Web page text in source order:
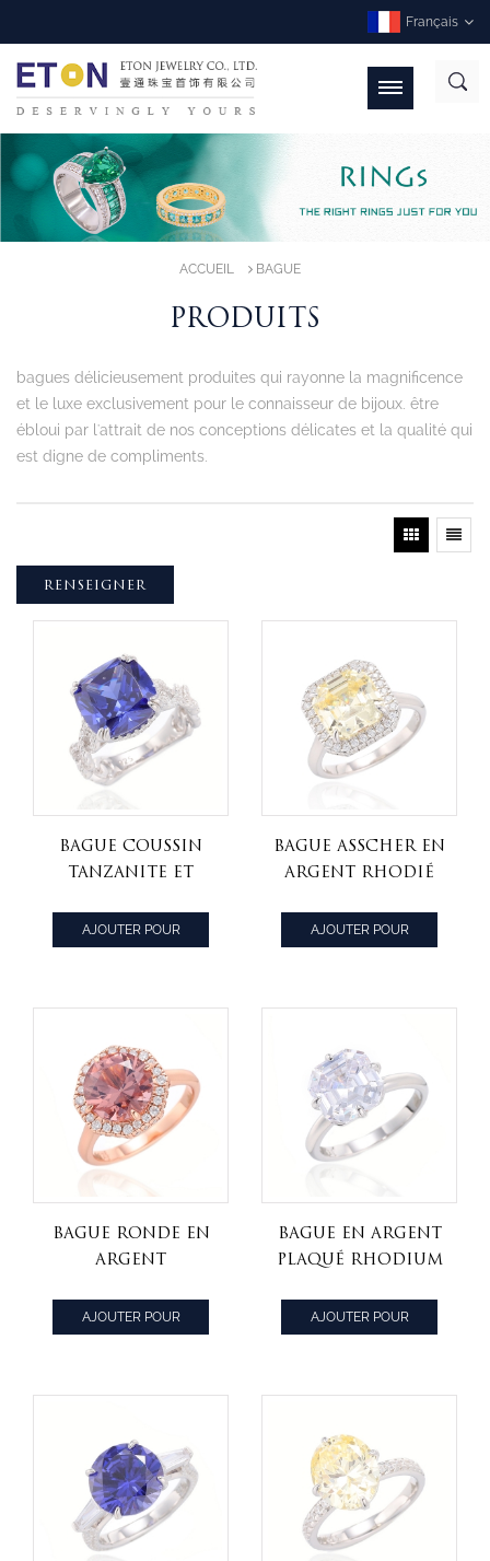
Français
ACCUEIL BAGUE
PRODUITS
bagues délicieusement produites qui rayonne la magnificence
et le luxe exclusivement pour le connaisseur de bijoux. être
ébloui par l'attrait de nos conceptions délicates et la qualité qui
est digne de compliments.
RENSEIGNER
Bague Coussin
Tanzanite Et
Blanc Rond
Argent Rhodié
AJOUTER POUR
Bague Asscher en
argent rhodié
cubique blanc
rond canari
AJOUTER POUR
Bague ronde en
argent
et zircon
cubique blanc
or rose
AJOUTER POUR
Bague en argent
plaqué rhodium
cubique blanc
Asscher 925
AJOUTER POUR